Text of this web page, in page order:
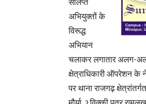
अभियुक्तों के
विरूद्ध
अभियान
चलाकर लगातार अलग-
क्षेत्राधिकारी ऑपरेशन के
पर थाना राजगढ़